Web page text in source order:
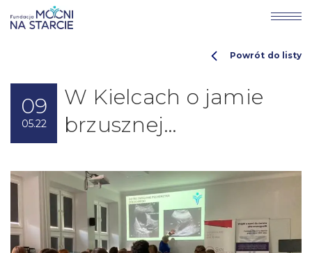
09
05.22
W Kielcach o jamie
brzusznej…
Powrót do listy